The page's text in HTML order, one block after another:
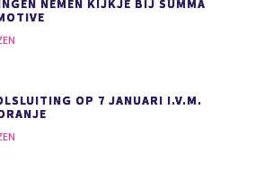
NEMEN KIJKJE BIJ SUMMA
OP 7 JANUARI I.V.M.